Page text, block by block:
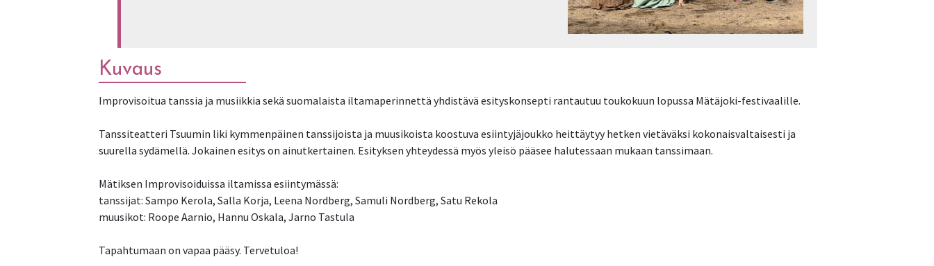
Kuvaus
Improvisoitua tanssia ja musiikkia sekä suomalaista iltamaperinnettä yhdistävä esityskonsepti rantautuu toukokuun lopussa Mätäjoki-festivaalille.
Tanssiteatteri Tsuumin liki kymmenpäinen tanssijoista ja muusikoista koostuva esiintyjäjoukko heittäytyy hetken vietäväksi kokonaisvaltaisesti ja
suurella sydämellä. Jokainen esitys on ainutkertainen. Esityksen yhteydessä myös yleisö pääsee halutessaan mukaan tanssimaan.
Mätiksen Improvisoiduissa iltamissa esiintymässä:
tanssijat: Sampo Kerola, Salla Korja, Leena Nordberg, Samuli Nordberg, Satu Rekola
muusikot: Roope Aarnio, Hannu Oskala, Jarno Tastula
Tapahtumaan on vapaa pääsy. Tervetuloa!